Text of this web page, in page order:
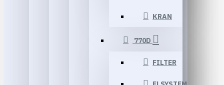
KRAN
770D
FILTER